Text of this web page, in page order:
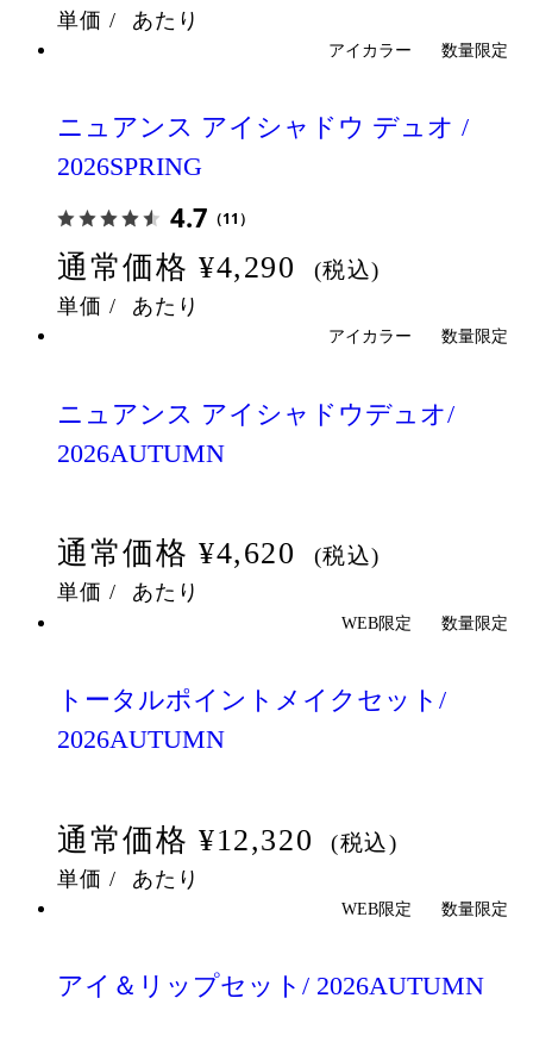
単価 / あたり
アイカラー 数量限定
ニュアンス アイシャドウ デュオ /
2026SPRING
4.7 （11）
通常価格 ¥4,290 (税込)
単価 / あたり
アイカラー 数量限定
ニュアンス アイシャドウデュオ/
2026AUTUMN
通常価格 ¥4,620 (税込)
単価 / あたり
WEB限定 数量限定
トータルポイントメイクセット/
2026AUTUMN
通常価格 ¥12,320 (税込)
単価 / あたり
WEB限定 数量限定
アイ＆リップセット/ 2026AUTUMN